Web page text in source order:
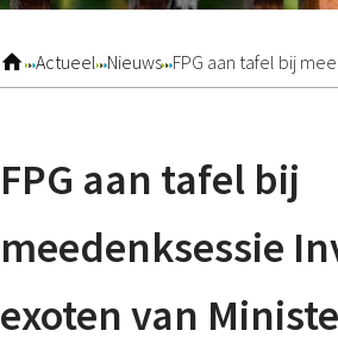
Actueel Nieuws FPG aan tafel bij
FPG aan tafel bij
meedenksessie
exoten van